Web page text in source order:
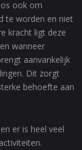
ook om
te worden en niet
kracht ligt deze
wanneer
aanvankelijk
Dit zorgt
behoefte aan
er is heel veel